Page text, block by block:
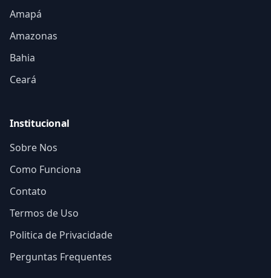
Amapá
Amazonas
Bahia
Ceará
Institucional
Sobre Nos
Como Funciona
Contato
Termos de Uso
Politica de Privacidade
Perguntas Frequentes